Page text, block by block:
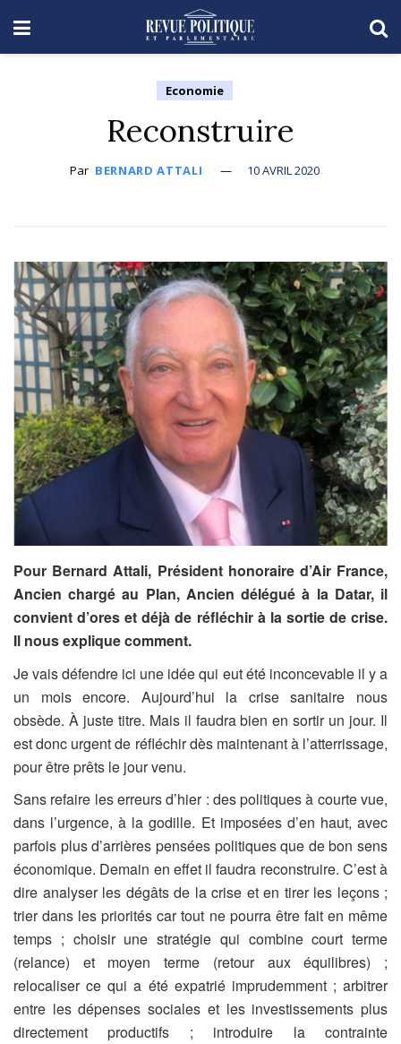
Economie
Reconstruire
Par BERNARD ATTALI 10 AVRIL 2020
Pour Bernard Attali, Président honoraire d’Air France,
Ancien chargé au Plan, Ancien délégué à la Datar, il
convient d’ores et déjà de réfléchir à la sortie de crise.
Il nous explique comment.
Je vais défendre ici une idée qui eut été inconcevable il y a
un mois encore. Aujourd’hui la crise sanitaire nous
obsède. À juste titre. Mais il faudra bien en sortir un jour. Il
est donc urgent de réfléchir dès maintenant à l’atterrissage,
pour être prêts le jour venu.
Sans refaire les erreurs d’hier : des politiques à courte vue,
dans l’urgence, à la godille. Et imposées d’en haut, avec
parfois plus d’arrières pensées politiques que de bon sens
économique. Demain en effet il faudra reconstruire. C’est à
dire analyser les dégâts de la crise et en tirer les leçons ;
trier dans les priorités car tout ne pourra être fait en même
temps ; choisir une stratégie qui combine court terme
(relance) et moyen terme (retour aux équilibres) ;
relocaliser ce qui a été expatrié imprudemment ; arbitrer
entre les dépenses sociales et les investissements plus
directement productifs ; introduire la contrainte